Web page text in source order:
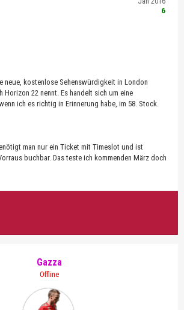
6
neue, kostenlose Sehenswürdigkeit in London
Horizon 22 nennt. Es handelt sich um eine
ich es richtig in Erinnerung habe, im 58. Stock.
man nur ein Ticket mit Timeslot und ist
buchbar. Das teste ich kommenden März doch
Gazza
Offline